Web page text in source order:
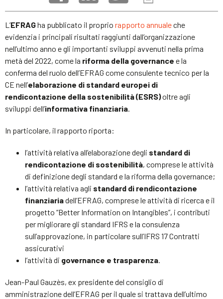
L’EFRAGha pubblicato il proprio rapporto annualeche
evidenzia i principali risultati raggiunti dall’organizzazione
nell’ultimo anno e gli importanti sviluppi avvenuti nella prima
metà del 2022, come la riforma della governance e la
conferma del ruolo dell’EFRAG come consulente tecnico per la
CE nell’elaborazione di standard europei di
rendicontazione della sostenibilità (ESRS)oltre agli
sviluppi dell’informativa finanziaria.
In particolare, il rapporto riporta:
l’attività relativa all’elaborazione degli standard di
rendicontazione di sostenibilità, comprese le attività
di definizione degli standard e la riforma della governance;
l’attività relativa agli standard di rendicontazione
finanziariadell’EFRAG, comprese le attività di ricerca e il
progetto “Better Information on Intangibles”, i contributi
per migliorare gli standard IFRS e la consulenza
sull’approvazione, in particolare sull’IFRS 17 Contratti
assicurativi
l’attività di governance e trasparenza.
Jean-Paul Gauzès, ex presidente del consiglio di
amministrazione dell’EFRAG per il quale si trattava dell’ultimo